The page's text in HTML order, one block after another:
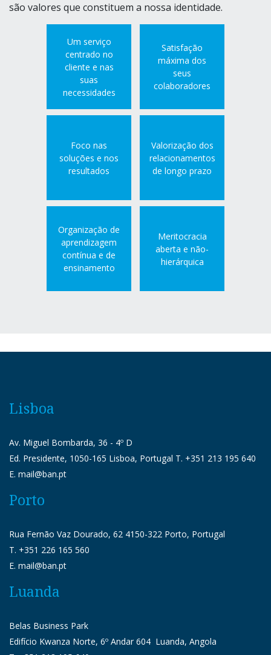
são valores que constituem a nossa identidade.
Um serviço
centrado no
cliente e nas
suas
necessidades
Satisfação
máxima dos
seus
colaboradores
Foco nas
soluções e nos
resultados
Valorização dos
relacionamentos
de longo prazo
Organização de
aprendizagem
contínua e de
ensinamento
Meritocracia
aberta e não-
hierárquica
Lisboa
Av. Miguel Bombarda, 36 - 4º D
Ed. Presidente, 1050-165 Lisboa, Portugal T. +351 213 195 640
E. mail@ban.pt
Porto
Rua Fernão Vaz Dourado, 62 4150-322 Porto, Portugal
T. +351 226 165 560
E. mail@ban.pt
Luanda
Belas Business Park
Edifício Kwanza Norte, 6º Andar 604 Luanda, Angola